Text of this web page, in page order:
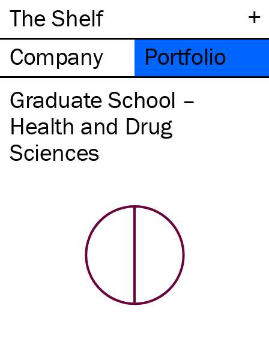
+
The Shelf
Company
Portfolio
Graduate School –
Health and Drug
Sciences